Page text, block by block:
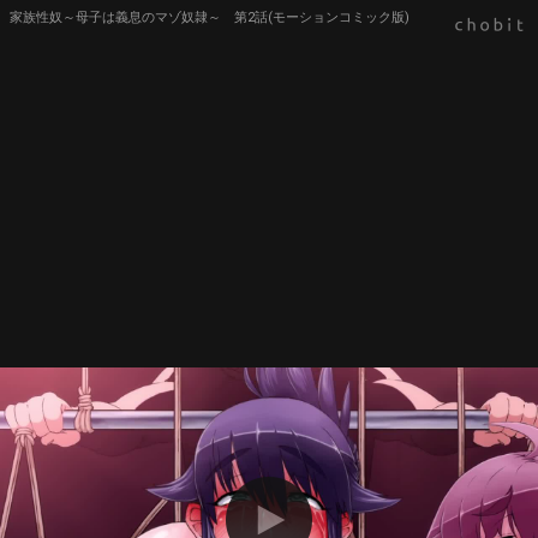
家族性奴～母子は義息のマゾ奴隷～ 第2話(モーションコミック版)